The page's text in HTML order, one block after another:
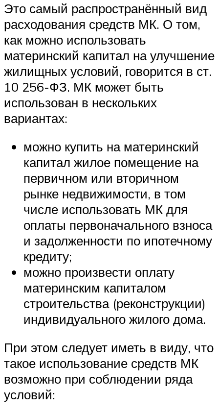
Это самый распространённый вид
расходования средств МК. О том,
как можно использовать
материнский капитал на улучшение
жилищных условий, говорится в ст.
10 256-ФЗ. МК может быть
использован в нескольких
вариантах:
можно купить на материнский
капитал жилое помещение на
первичном или вторичном
рынке недвижимости, в том
числе использовать МК для
оплаты первоначального взноса
и задолженности по ипотечному
кредиту;
можно произвести оплату
материнским капиталом
строительства (реконструкции)
индивидуального жилого дома.
При этом следует иметь в виду, что
такое использование средств МК
возможно при соблюдении ряда
условий: